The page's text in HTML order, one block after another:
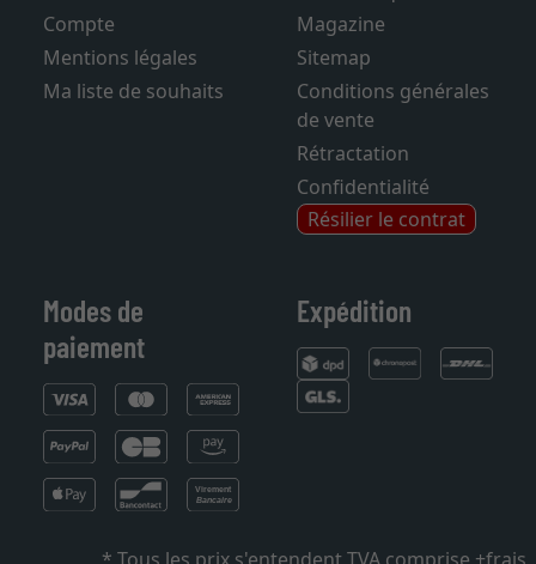
Panier d'achats
Compte
Mentions légales
Foire aux questions
Magazine
Sitemap
Conditions générales
de vente
Rétractation
Confidentialité
Résilier le contrat
Modes de
paiement
Expédition